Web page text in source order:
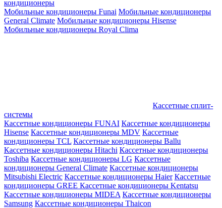
кондиционеры
Мобильные кондиционеры Funai Мобильные кондиционеры
General Climate Мобильные кондиционеры Hisense
Мобильные кондиционеры Royal Clima
Кассетные сплит-
системы
Кассетные кондиционеры FUNAI Кассетные кондиционеры
Hisense Кассетные кондиционеры MDV Кассетные
кондиционеры TCL Кассетные кондиционеры Ballu
Кассетные кондиционеры Hitachi Кассетные кондиционеры
Toshiba Кассетные кондиционеры LG Кассетные
кондиционеры General Climate Кассетные кондиционеры
Mitsubishi Electric Кассетные кондиционеры Haier Кассетные
кондиционеры GREE Кассетные кондиционеры Kentatsu
Кассетные кондиционеры MIDEA Кассетные кондиционеры
Samsung Кассетные кондиционеры Thaicon